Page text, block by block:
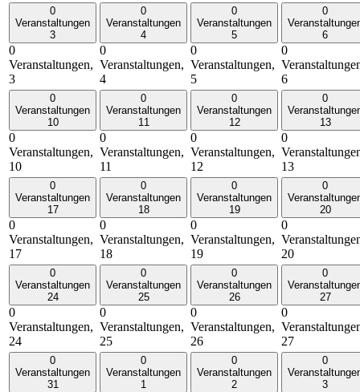
0
Veranstaltungen
3
0
Veranstaltungen,
3
0
Veranstaltungen
4
0
Veranstaltungen,
4
0
Veranstaltungen
5
0
Veranstaltungen,
5
0
6
0
6
0
Veranstaltungen
10
0
Veranstaltungen,
10
0
Veranstaltungen
11
0
Veranstaltungen,
11
0
Veranstaltungen
12
0
Veranstaltungen,
12
0
13
0
13
0
Veranstaltungen
17
0
Veranstaltungen,
17
0
Veranstaltungen
18
0
Veranstaltungen,
18
0
Veranstaltungen
19
0
Veranstaltungen,
19
0
20
0
20
0
Veranstaltungen
24
0
Veranstaltungen,
24
0
Veranstaltungen
25
0
Veranstaltungen,
25
0
Veranstaltungen
26
0
Veranstaltungen,
26
0
27
0
27
0
Veranstaltungen
31
0
Veranstaltungen
1
0
Veranstaltungen
2
0
3